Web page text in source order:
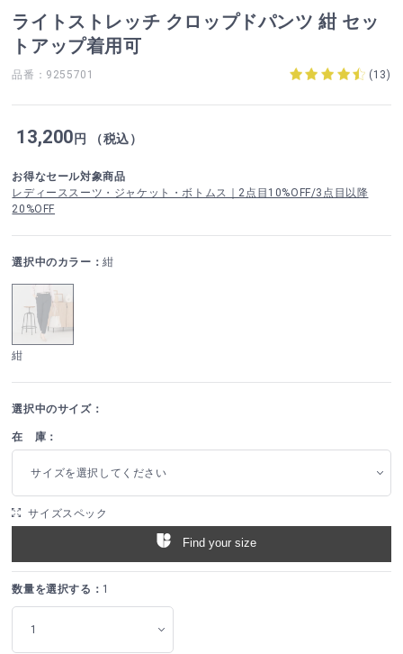
ライトストレッチ クロップドパンツ 紺 セッ
トアップ着用可
品番：9255701 (13)
13,200円 （税込）
お得なセール対象商品
レディーススーツ・ジャケット・ボトムス｜2点目10%OFF/3点目以降
20%OFF
選択中のカラー：紺
紺
選択中のサイズ：
在 庫：
サイズを選択してください
サイズスペック
Find your size
数量を選択する： 1